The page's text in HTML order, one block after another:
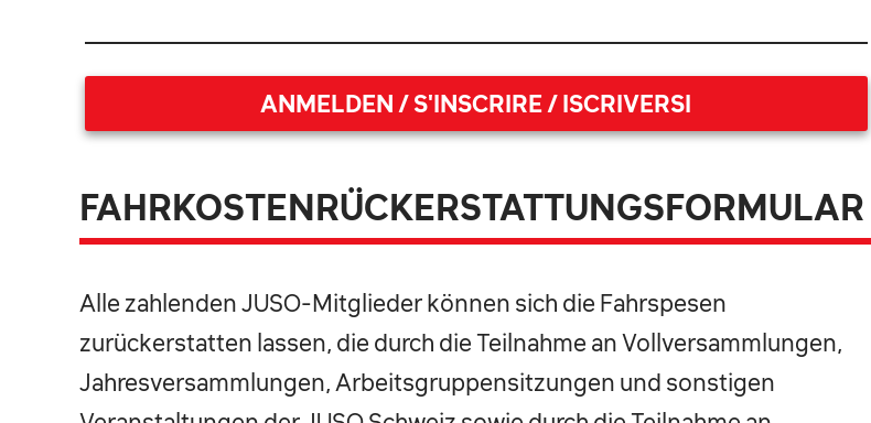
ANMELDEN / S'INSCRIRE / ISCRIVERSI
FAHRKOSTENRÜCKERSTATTUNGSFORMULAR
Alle zahlenden JUSO-Mitglieder können sich die Fahrspesen
zurückerstatten lassen, die durch die Teilnahme an Vollversammlungen,
Jahresversammlungen, Arbeitsgruppensitzungen und sonstigen